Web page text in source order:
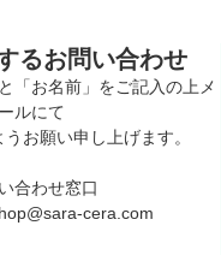
るお問い合わせ
「お名前」をご記入の上メ
ールにて
お願い申し上げます。
合わせ窓口
cera.com